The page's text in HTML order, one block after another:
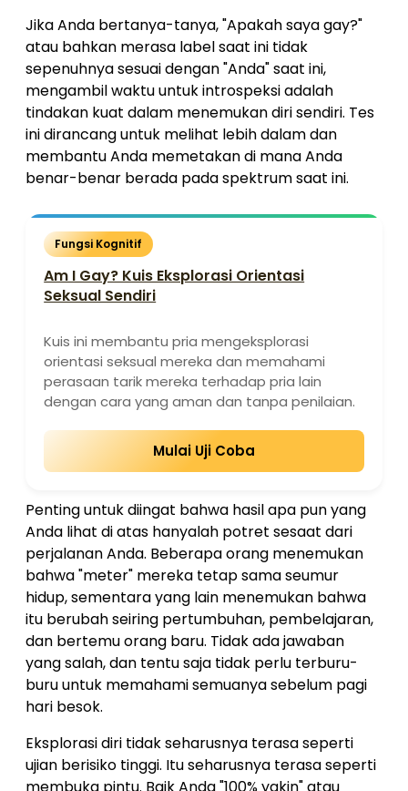
Jika Anda bertanya-tanya, "Apakah saya gay?"
atau bahkan merasa label saat ini tidak
sepenuhnya sesuai dengan "Anda" saat ini,
mengambil waktu untuk introspeksi adalah
tindakan kuat dalam menemukan diri sendiri. Tes
ini dirancang untuk melihat lebih dalam dan
membantu Anda memetakan di mana Anda
benar-benar berada pada spektrum saat ini.
Fungsi Kognitif
Am I Gay? Kuis Eksplorasi Orientasi
Seksual Sendiri
Kuis ini membantu pria mengeksplorasi
orientasi seksual mereka dan memahami
perasaan tarik mereka terhadap pria lain
dengan cara yang aman dan tanpa penilaian.
Mulai Uji Coba
Penting untuk diingat bahwa hasil apa pun yang
Anda lihat di atas hanyalah potret sesaat dari
perjalanan Anda. Beberapa orang menemukan
bahwa "meter" mereka tetap sama seumur
hidup, sementara yang lain menemukan bahwa
itu berubah seiring pertumbuhan, pembelajaran,
dan bertemu orang baru. Tidak ada jawaban
yang salah, dan tentu saja tidak perlu terburu-
buru untuk memahami semuanya sebelum pagi
hari besok.
Eksplorasi diri tidak seharusnya terasa seperti
ujian berisiko tinggi. Itu seharusnya terasa seperti